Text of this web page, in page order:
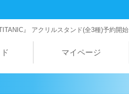
』 アクリルスタンド(全3種)予約開始
マイページ